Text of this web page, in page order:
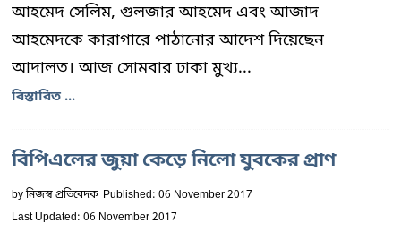
আহমেদ সেলিম, গুলজার আহমেদ এবং আজাদ
আহমেদকে কারাগারে পাঠানোর আদেশ দিয়েছেন
আদালত। আজ সোমবার ঢাকা মুখ্য...
বিস্তারিত ...
বিপিএলের জুয়া কেড়ে নিলো যুবকের প্রাণ
byনিজস্ব প্রতিবেদক Published: 06 November 2017
Last Updated: 06 November 2017